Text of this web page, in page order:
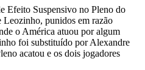
Efeito Suspensivo no Pleno do
Leozinho, punidos em razão
o América atuou por algum
foi substituído por Alexandre
acatou e os dois jogadores